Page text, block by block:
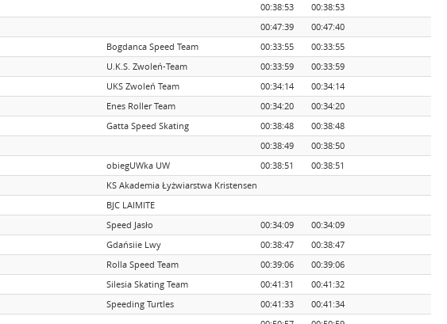
00:38:53
00:38:53
00:47:39
00:47:40
Bogdanca Speed Team 00:33:55
00:33:55
U.K.S. Zwoleń-Team 00:33:59
00:33:59
UKS Zwoleń Team 00:34:14
00:34:14
Enes Roller Team 00:34:20
00:34:20
Gatta Speed Skating 00:38:48
00:38:48
00:38:49
00:38:50
obiegUWka UW 00:38:51
00:38:51
KS Akademia Łyżwiarstwa Kristensen
BJC LAIMITE
Speed Jasło 00:34:09
00:34:09
Gdańsiie Lwy 00:38:47
00:38:47
Rolla Speed Team 00:39:06
00:39:06
Silesia Skating Team 00:41:31
00:41:32
Speeding Turtles 00:41:33
00:41:34